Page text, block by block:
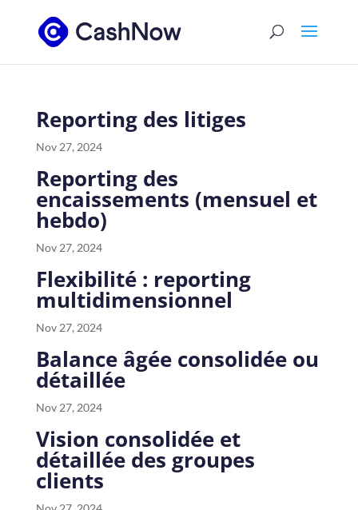
Reporting des litiges
Nov 27, 2024
Reporting des
encaissements (mensuel et
hebdo)
Nov 27, 2024
Flexibilité : reporting
multidimensionnel
Nov 27, 2024
Balance âgée consolidée ou
détaillée
Nov 27, 2024
Vision consolidée et
détaillée des groupes
clients